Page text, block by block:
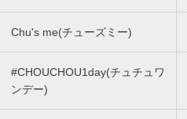
Chu's me(チューズミー)
#CHOUCHOU1day(チュチュワ
ンデー)